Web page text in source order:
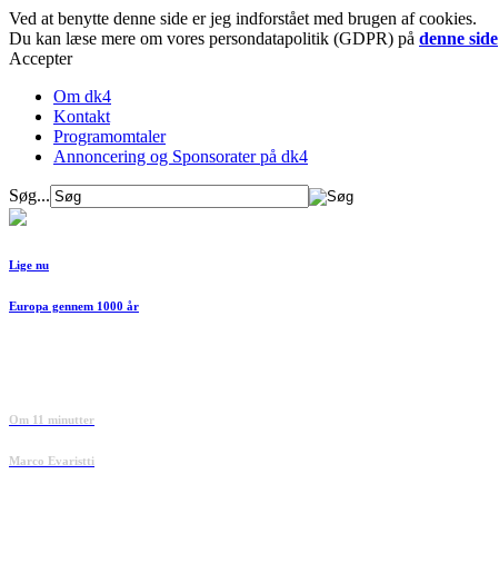
Ved at benytte denne side er jeg indforstået med brugen af cookies.
Du kan læse mere om vores persondatapolitik (GDPR) på denne side
Accepter
Om dk4
Kontakt
Programomtaler
Annoncering og Sponsorater på dk4
Søg...
Lige nu
Europa gennem 1000 år
Om 11 minutter
Marco Evaristti